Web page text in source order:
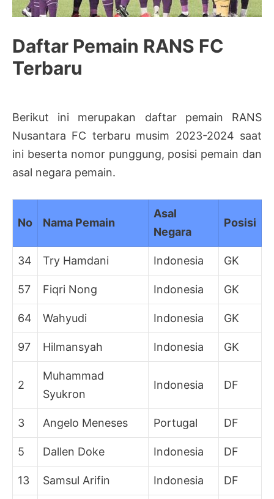
Daftar Pemain RANS FC
Terbaru
Berikut ini merupakan daftar pemain RANS
Nusantara FC terbaru musim 2023-2024 saat
ini beserta nomor punggung, posisi pemain dan
asal negara pemain.
No Nama Pemain
Asal
Negara
Posisi
34 Try Hamdani Indonesia GK
57 Fiqri Nong Indonesia GK
64 Wahyudi Indonesia GK
97 Hilmansyah Indonesia GK
2
Muhammad
Syukron
Indonesia DF
3 Angelo Meneses Portugal DF
5 Dallen Doke Indonesia DF
13 Samsul Arifin Indonesia DF